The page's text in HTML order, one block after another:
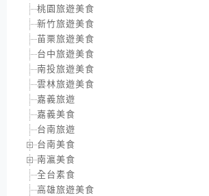
桃園旅遊美食
新竹旅遊美食
苗栗旅遊美食
台中旅遊美食
南投旅遊美食
雲林旅遊美食
嘉義旅遊
嘉義美食
台南旅遊
台南美食
南瀛美食
全台素食
高雄旅遊美食